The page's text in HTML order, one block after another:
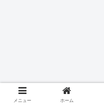
メニュー ホーム